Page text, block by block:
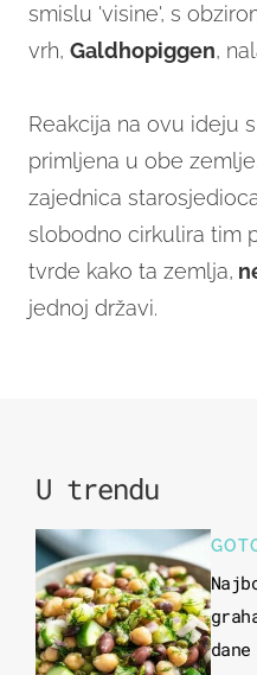
smislu 'visine', s
vrh, Galdhopiggen,
Reakcija na ovu ideju
primljena u obe zemlje.
zajednica
slobodno cirkulira tim
tvrde kako ta zemlja,
jednoj državi.
U trendu